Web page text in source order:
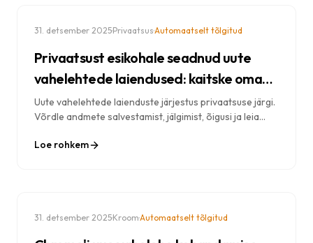
31. detsember 2025·Privaatsus·Automaatselt tõlgitud
Privaatsust esikohale seadnud uute
vahelehtede laiendused: kaitske oma
andmeid
Uute vahelehtede laienduste järjestus privaatsuse järgi.
Võrdle andmete salvestamist, jälgimist, õigusi ja leia
Loe rohkem
31. detsember 2025·Kroom·Automaatselt tõlgitud